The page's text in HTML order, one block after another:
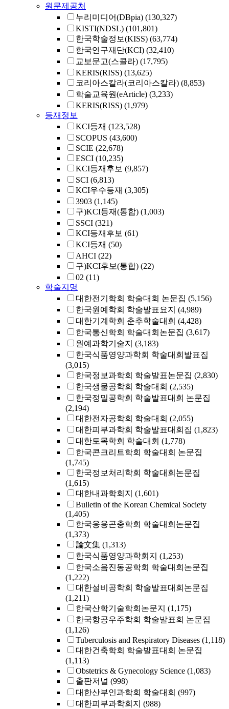
원문제공처
누리미디어(DBpia) (130,327)
KISTI(NDSL) (101,801)
한국학술정보(KISS) (63,774)
한국연구재단(KCI) (32,410)
교보문고(스콜라) (17,795)
KERIS(RISS) (13,625)
코리아스칼라(코리아스칼라) (8,853)
학술교육원(eArticle) (3,233)
KERIS(RISS) (1,979)
등재정보
KCI등재 (123,528)
SCOPUS (43,600)
SCIE (22,678)
ESCI (10,235)
KCI등재후보 (9,857)
SCI (6,813)
KCI우수등재 (3,305)
3903 (1,145)
구)KCI등재(통합) (1,003)
SSCI (321)
KCI등재후보 (61)
KCI등재 (50)
AHCI (22)
구)KCI후보(통합) (22)
02 (11)
학술지명
대한전기학회 학술대회 논문집 (5,156)
한국원예학회 학술발표요지 (4,989)
대한기계학회 춘추학술대회 (4,428)
한국통신학회 학술대회논문집 (3,617)
원예과학기술지 (3,183)
한국식품영양과학회 학술대회발표집
(3,015)
한국정보과학회 학술발표논문집 (2,830)
한국생물공학회 학술대회 (2,535)
한국정밀공학회 학술발표대회 논문집
(2,194)
대한전자공학회 학술대회 (2,055)
대한피부과학회 학술발표대회집 (1,823)
대한토목학회 학술대회 (1,778)
한국콘크리트학회 학술대회 논문집
(1,745)
한국정보처리학회 학술대회논문집
(1,615)
대한내과학회지 (1,601)
Bulletin of the Korean Chemical Society
(1,405)
한국응용곤충학회 학술대회논문집
(1,373)
論文集 (1,313)
한국식품영양과학회지 (1,253)
한국소음진동공학회 학술대회논문집
(1,222)
대한설비공학회 학술발표대회논문집
(1,211)
한국산학기술학회논문지 (1,175)
한국항공우주학회 학술발표회 논문집
(1,126)
Tuberculosis and Respiratory Diseases (1,118)
대한건축학회 학술발표대회 논문집
(1,113)
Obstetrics & Gynecology Science (1,083)
출판저널 (998)
대한산부인과학회 학술대회 (997)
대한피부과학회지 (988)